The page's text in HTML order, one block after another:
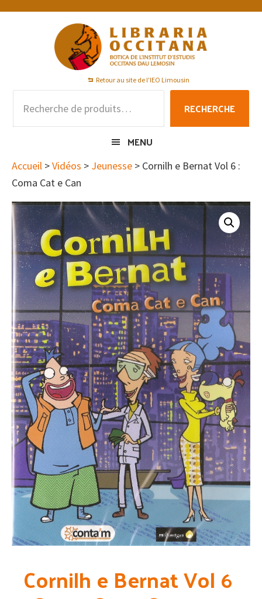
Passer
Passer
Passer
Retour au site de l'IEO Limousin
pour :
RECHERCHE
MENU
Accueil >Vidéos > Jeunesse > Cornilh e Bernat Vol 6 :
Coma Cat e Can
Cornilh e Bernat Vol 6